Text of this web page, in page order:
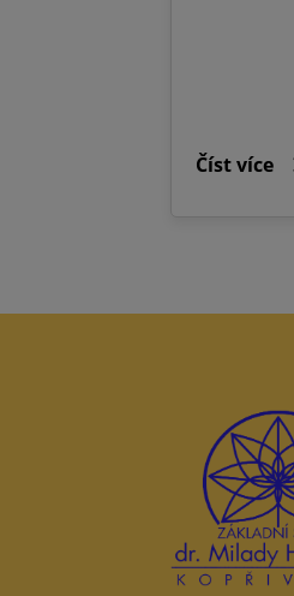
Číst více